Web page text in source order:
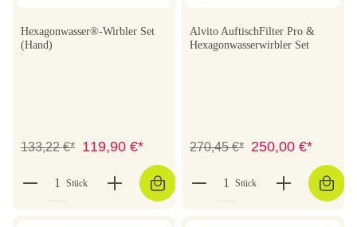
Hexagonwasser®-Wirbler Set
(Hand)
133,22 €* 119,90 €*
Stück
Alvito AuftischFilter Pro &
Hexagonwasserwirbler Set
270,45 €* 250,00 €*
Stück